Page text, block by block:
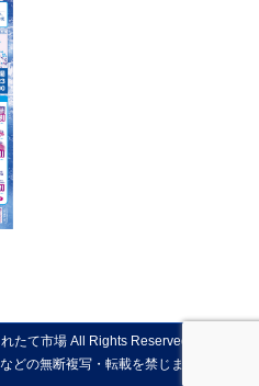
たて市場 All Rights Reserved.
どの無断複写・転載を禁じます】